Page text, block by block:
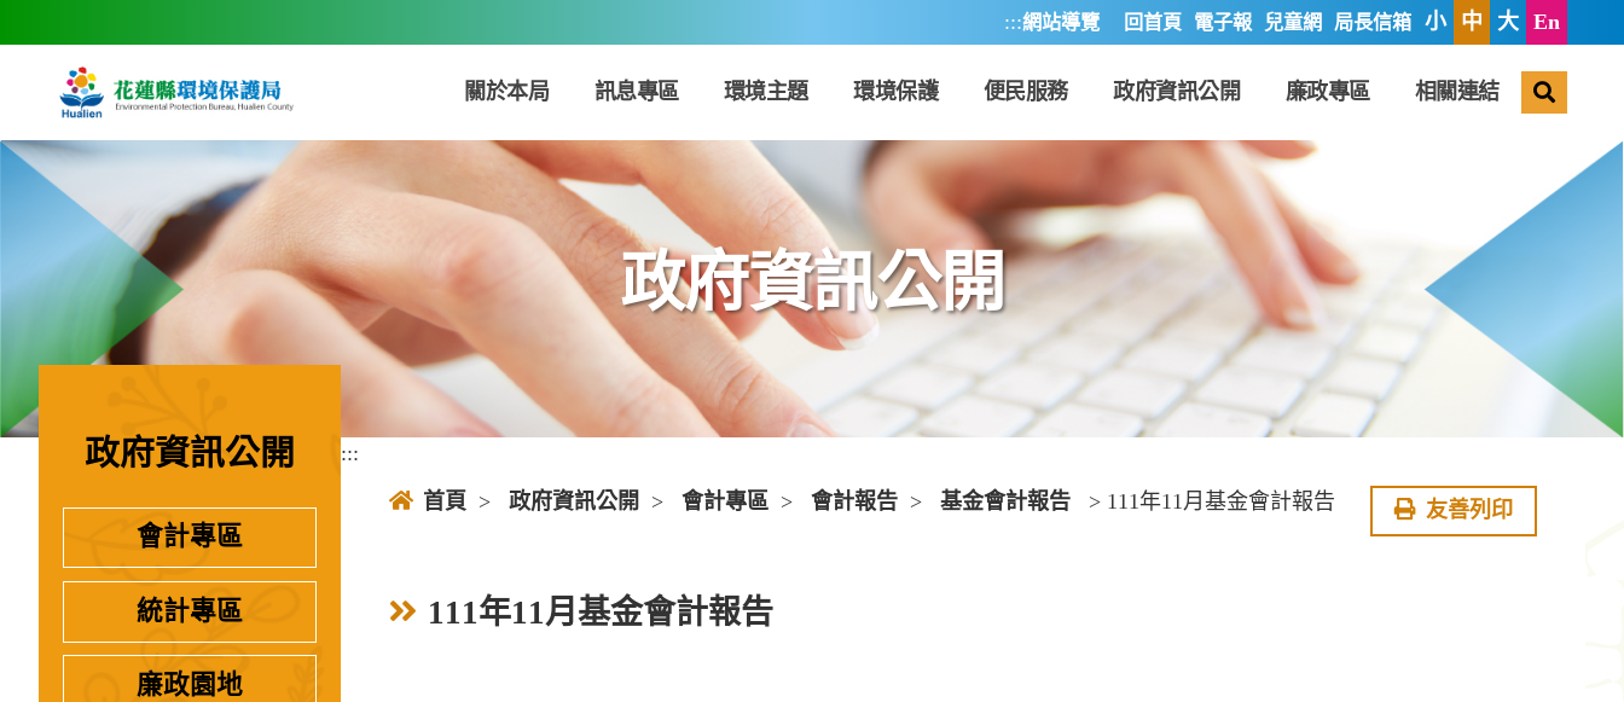
:::網站導覽 回首頁 電子報 兒童網 局長信箱 小 中 大 En
關於本局 訊息專區 環境主題 環境保護 便民服務 政府資訊公開 廉政專區 相關連結
政府資訊公開
政府資訊公開
會計專區
統計專區
廉政園地
:::
首頁 > 政府資訊公開 > 會計專區 > 會計報告 > 基金會計報告 > 111年11月基金會計報告 友善列印
111年11月基金會計報告